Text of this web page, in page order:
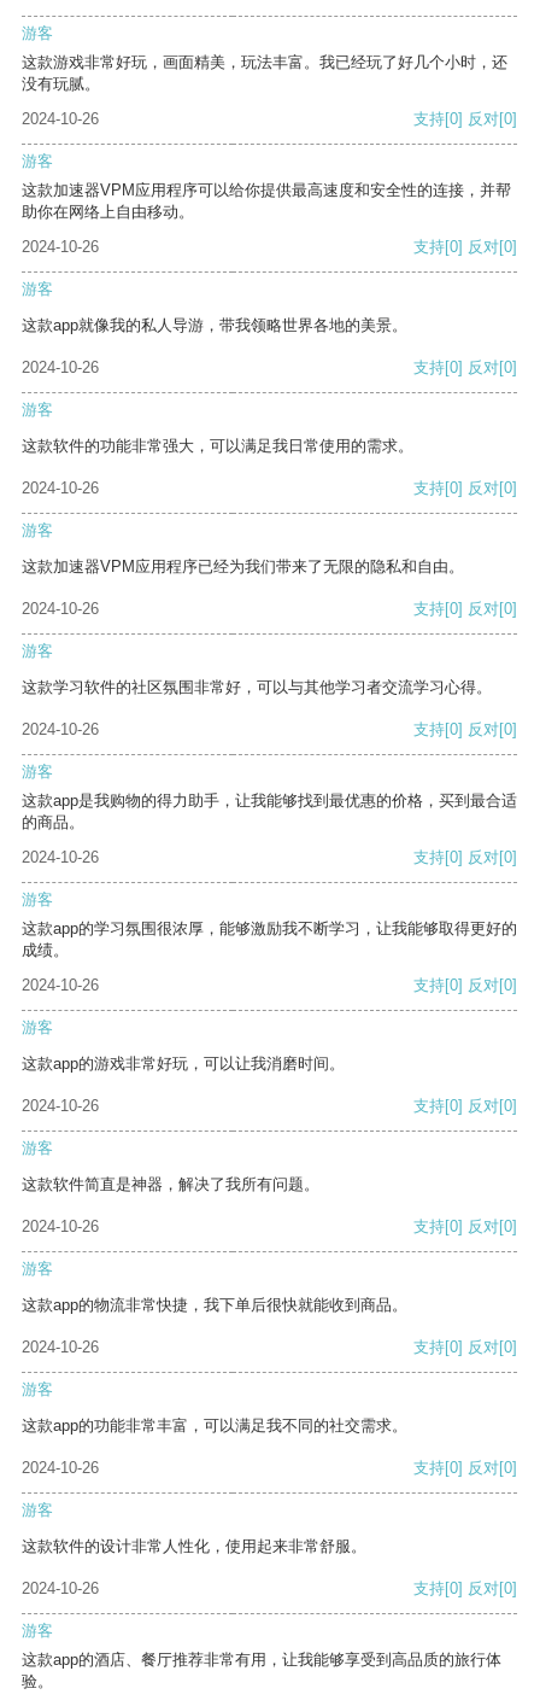
游客
这款游戏非常好玩，画面精美，玩法丰富。我已经玩了好几个小时，还
没有玩腻。
2024-10-26
支持[0] 反对[0]
游客
这款加速器VPM应用程序可以给你提供最高速度和安全性的连接，并帮
助你在网络上自由移动。
2024-10-26
支持[0] 反对[0]
游客
这款app就像我的私人导游，带我领略世界各地的美景。
2024-10-26 支持[0] 反对[0]
游客
这款软件的功能非常强大，可以满足我日常使用的需求。
2024-10-26 支持[0] 反对[0]
游客
这款加速器VPM应用程序已经为我们带来了无限的隐私和自由。
2024-10-26 支持[0] 反对[0]
游客
这款学习软件的社区氛围非常好，可以与其他学习者交流学习心得。
2024-10-26 支持[0] 反对[0]
游客
这款app是我购物的得力助手，让我能够找到最优惠的价格，买到最合适
的商品。
2024-10-26
支持[0] 反对[0]
游客
这款app的学习氛围很浓厚，能够激励我不断学习，让我能够取得更好的
成绩。
2024-10-26
支持[0] 反对[0]
游客
这款app的游戏非常好玩，可以让我消磨时间。
2024-10-26 支持[0] 反对[0]
游客
这款软件简直是神器，解决了我所有问题。
2024-10-26 支持[0] 反对[0]
游客
这款app的物流非常快捷，我下单后很快就能收到商品。
2024-10-26 支持[0] 反对[0]
游客
这款app的功能非常丰富，可以满足我不同的社交需求。
2024-10-26 支持[0] 反对[0]
游客
这款软件的设计非常人性化，使用起来非常舒服。
2024-10-26 支持[0] 反对[0]
游客
这款app的酒店、餐厅推荐非常有用，让我能够享受到高品质的旅行体
验。